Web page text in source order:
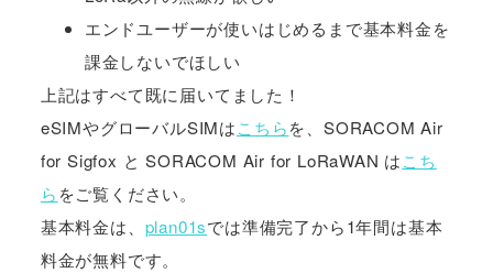
エンドユーザーが使いはじめるまで基本料金を
課金しないでほしい
上記はすべて既に届いてました！
eSIMやグローバルSIMはこちらを、SORACOM Air
for Sigfox と SORACOM Air for LoRaWAN はこち
ら をご覧ください。
基本料金は、 plan01sでは準備完了から1年間は基本
料金が無料です。